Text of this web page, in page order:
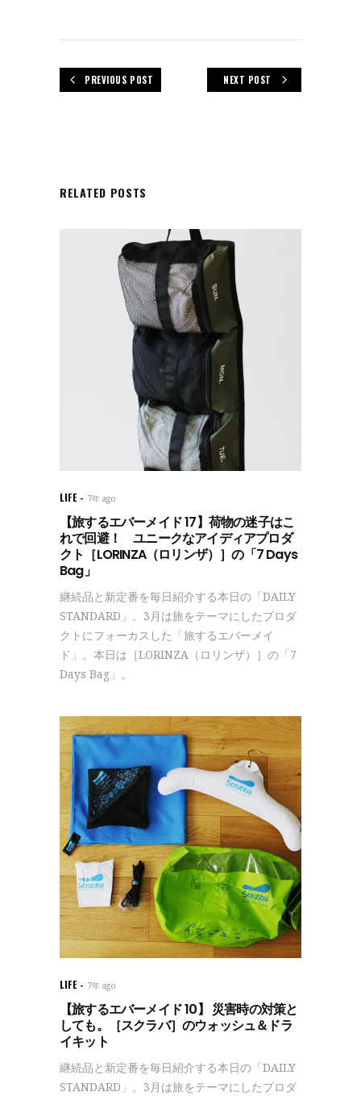
PREVIOUS POST NEXT POST
RELATED POSTS
LIFE 7年 ago
【旅するエバーメイド 17】荷物の迷子はこ
れで回避！ ユニークなアイディアプロダ
クト［LORINZA（ロリンザ）］の「7 Days
Bag」
継続品と新定番を毎日紹介する本日の「DAILY
STANDARD」。3月は旅をテーマにしたプロダ
クトにフォーカスした「旅するエバーメイ
ド」。本日は［LORINZA（ロリンザ）］の「7
Days Bag」。
LIFE 7年 ago
【旅するエバーメイド 10】 災害時の対策と
しても。［スクラバ］のウォッシュ＆ドラ
イキット
継続品と新定番を毎日紹介する本日の「DAILY
STANDARD」。3月は旅をテーマにしたプロダ